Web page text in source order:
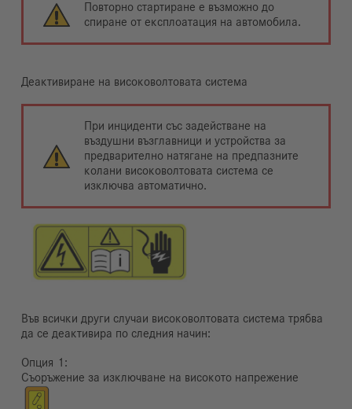
Повторно стартиране е възможно до
спиране от експлоатация на автомобила.
Деактивиране на високоволтовата система
При инциденти със задействане на
въздушни възглавници и устройства за
предварително натягане на предпазните
колани високоволтовата система се
изключва автоматично.
Във всички други случаи високоволтовата система трябва
да се деактивира по следния начин:
Опция
Съоръжение за изключване на високото напрежение